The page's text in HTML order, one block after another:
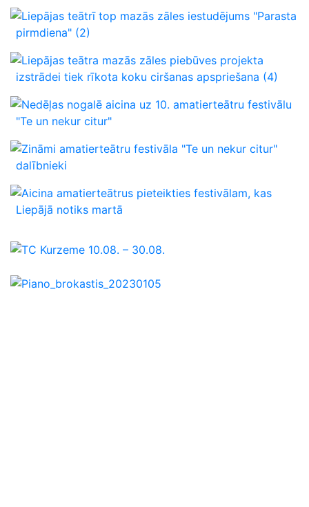
Liepājas teātrī top mazās zāles iestudējums "Parasta
pirmdiena" (2)
Liepājas teātra mazās zāles piebūves projekta
izstrādei tiek rīkota koku ciršanas apspriešana (4)
Nedēļas nogalē aicina uz 10. amatierteātru festivālu
"Te un nekur citur"
Zināmi amatierteātru festivāla "Te un nekur citur"
dalībnieki
Aicina amatierteātrus pieteikties festivālam, kas
Liepājā notiks martā